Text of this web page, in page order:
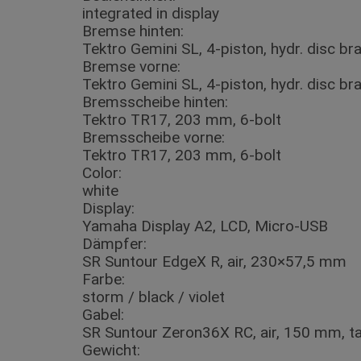
integrated in display
Bremse hinten:
Tektro Gemini SL, 4-piston, hydr. disc
Bremse vorne:
Tektro Gemini SL, 4-piston, hydr. disc
Bremsscheibe hinten:
Tektro TR17, 203 mm, 6-bolt
Bremsscheibe vorne:
Tektro TR17, 203 mm, 6-bolt
Color:
white
Display:
Yamaha Display A2, LCD, Micro-USB
Dämpfer:
SR Suntour EdgeX R, air, 230×57,5 mm
Farbe:
storm / black / violet
Gabel:
SR Suntour Zeron36X RC, air, 150 mm,
Gewicht: